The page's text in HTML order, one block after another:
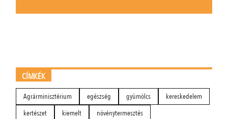
CÍMKÉK
Agrárminisztérium egészség gyümölcs
kereskedelem
kertészet
kiemelt
növénytermesztés